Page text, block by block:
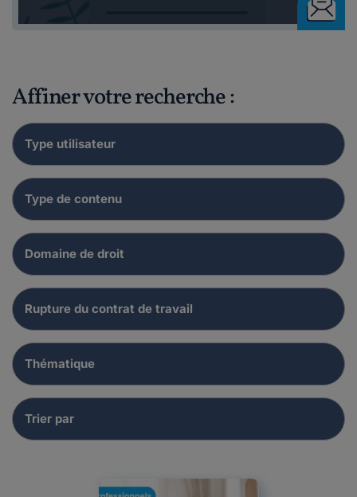
Affiner votre recherche :